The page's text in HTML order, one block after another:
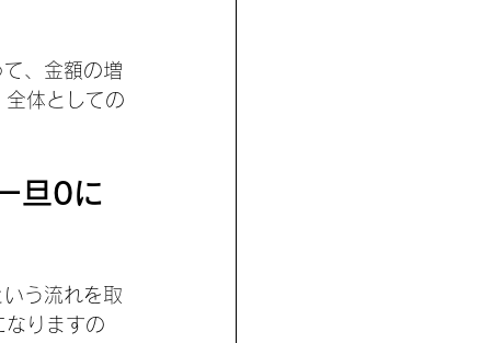
、金額の増
全体としての
旦0に
う流れを取
なりますの